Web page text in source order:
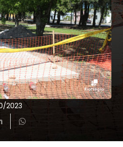
2023